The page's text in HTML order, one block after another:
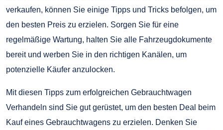
verkaufen, können Sie einige Tipps und Tricks befolgen, um
den besten Preis zu erzielen. Sorgen Sie für eine
regelmäßige Wartung, halten Sie alle Fahrzeugdokumente
bereit und werben Sie in den richtigen Kanälen, um
potenzielle Käufer anzulocken.
Mit diesen Tipps zum erfolgreichen Gebrauchtwagen
Verhandeln sind Sie gut gerüstet, um den besten Deal beim
Kauf eines Gebrauchtwagens zu erzielen. Denken Sie